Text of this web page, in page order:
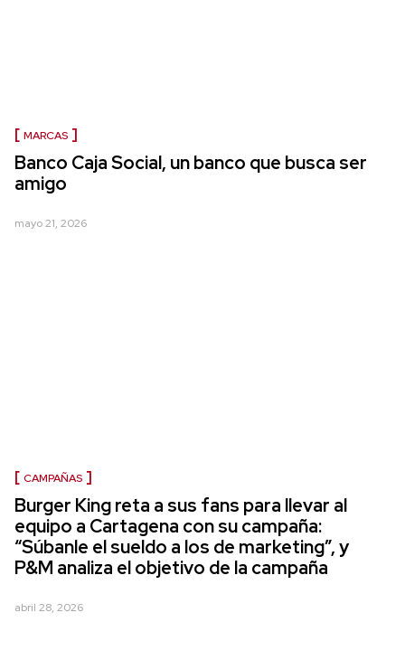
MARCAS
Banco Caja Social, un banco que busca ser
amigo
mayo 21, 2026
CAMPAÑAS
Burger King reta a sus fans para llevar al
equipo a Cartagena con su campaña:
“Súbanle el sueldo a los de marketing”, y
P&M analiza el objetivo de la campaña
abril 28, 2026